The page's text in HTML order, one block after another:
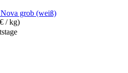
grob (weiß)
/ kg)